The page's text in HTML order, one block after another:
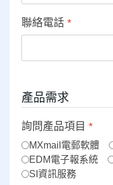
聯絡電話 *
產品需求
詢問產品項目 *
MXmail電郵軟體
EDM電子報系統
SI資訊服務